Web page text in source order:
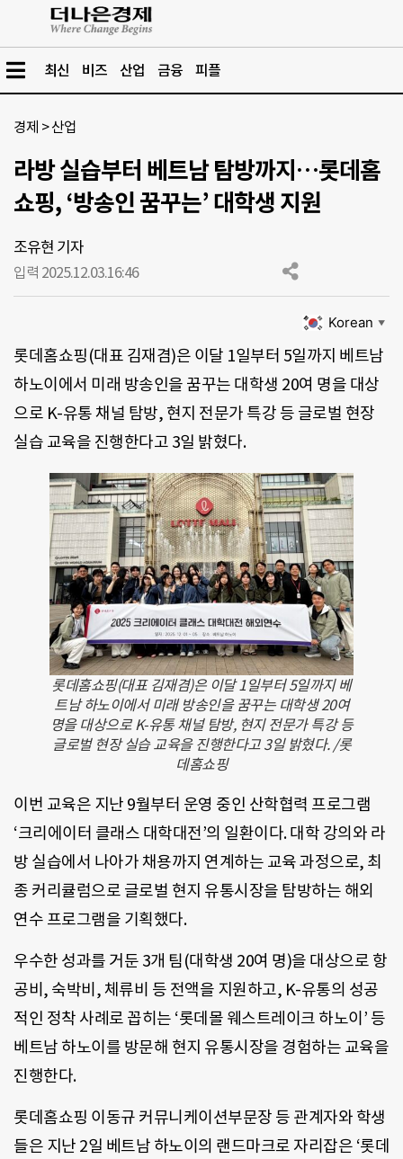
최신 비즈 산업 금융 피플
경제 >산업
라방 실습부터 베트남 탐방까지…롯데홈
쇼핑, ‘방송인 꿈꾸는’ 대학생 지원
조유현 기자
입력 2025.12.03.16:46
Korean ▼
롯데홈쇼핑(대표 김재겸)은 이달 1일부터 5일까지 베트남
하노이에서 미래 방송인을 꿈꾸는 대학생 20여 명을 대상
으로 K-유통 채널 탐방, 현지 전문가 특강 등 글로벌 현장
실습 교육을 진행한다고 3일 밝혔다.
롯데홈쇼핑(대표 김재겸)은 이달 1일부터 5일까지 베
트남 하노이에서 미래 방송인을 꿈꾸는 대학생 20여
명을 대상으로 K-유통 채널 탐방, 현지 전문가 특강 등
글로벌 현장 실습 교육을 진행한다고 3일 밝혔다. /롯
데홈쇼핑
이번 교육은 지난 9월부터 운영 중인 산학협력 프로그램
‘크리에이터 클래스 대학대전’의 일환이다. 대학 강의와 라
방 실습에서 나아가 채용까지 연계하는 교육 과정으로, 최
종 커리큘럼으로 글로벌 현지 유통시장을 탐방하는 해외
연수 프로그램을 기획했다.
우수한 성과를 거둔 3개 팀(대학생 20여 명)을 대상으로 항
공비, 숙박비, 체류비 등 전액을 지원하고, K-유통의 성공
적인 정착 사례로 꼽히는 ‘롯데몰 웨스트레이크 하노이’ 등
베트남 하노이를 방문해 현지 유통시장을 경험하는 교육을
진행한다.
롯데홈쇼핑 이동규 커뮤니케이션부문장 등 관계자와 학생
들은 지난 2일 베트남 하노이의 랜드마크로 자리잡은 ‘롯데